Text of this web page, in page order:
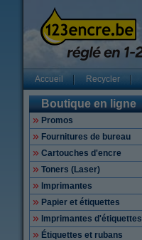
Accueil Recycler
Boutique en ligne
Promos
Fournitures de bureau
Cartouches d'encre
Toners (Laser)
Imprimantes
Papier et étiquettes
Imprimantes d'étiquettes
Étiquettes et rubans